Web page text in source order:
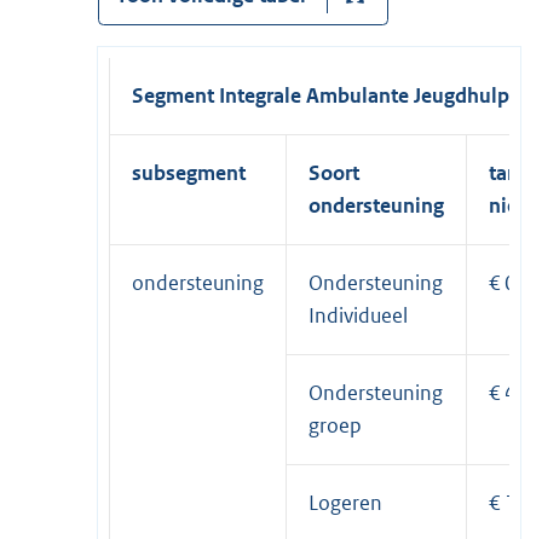
Segment Integrale Ambulante Jeugdhulp
subsegment
Soort
ondersteuning
tarief
ondersteuning
Ondersteuning
Individueel
€
Ondersteuning
groep
€
Logeren €